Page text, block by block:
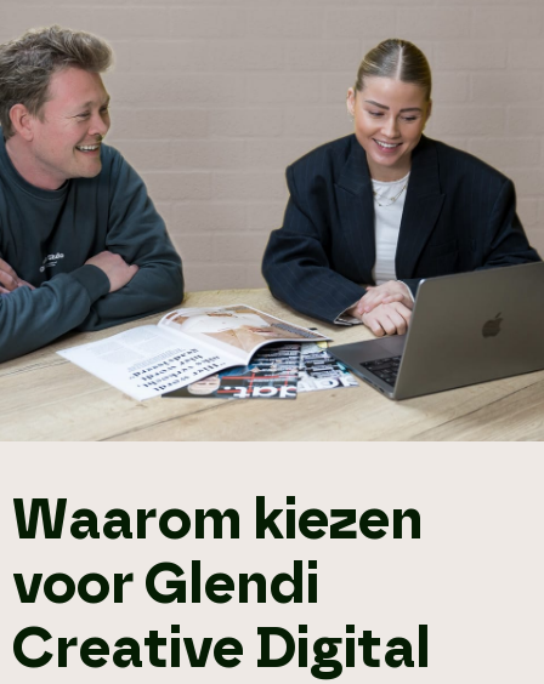
Waarom kiezen
voor Glendi
Creative Digital